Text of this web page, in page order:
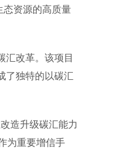
态资源的高质量
改革。该项目
了独特的以碳汇
造升级碳汇能力
为重要增信手